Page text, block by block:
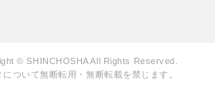
© SHINCHOSHA All Rights Reserved.
ついて無断転用・無断転載を禁じます。